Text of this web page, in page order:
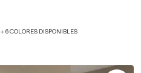
+ 6 COLORES DISPONIBLES